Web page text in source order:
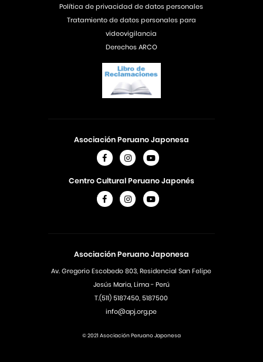
Asociación Peruano Japonesa
Av. Gregorio Escobedo 803, Residencial San Felipe
Jesús Maria, Lima - Perú
T.(511) 5187450, 5187500
info@apj.org.pe
Asociación Peruano Japonesa
Centro Cultural Peruano Japonés
Política de privacidad de datos personales
Tratamiento de datos personales para
videovigilancia
Derechos ARCO
© 2021 Asociación Peruano Japonesa